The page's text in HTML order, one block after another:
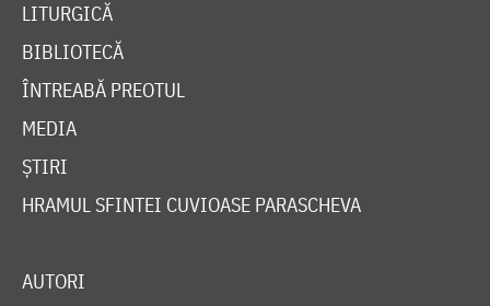
LITURGICĂ
BIBLIOTECĂ
ÎNTREABĂ PREOTUL
MEDIA
ȘTIRI
HRAMUL SFINTEI CUVIOASE PARASCHEVA
AUTORI